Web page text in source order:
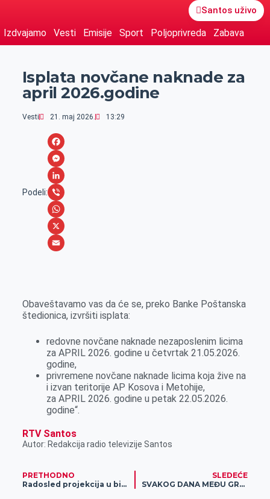
Santos uživo
Izdvajamo Vesti Emisije Sport Poljoprivreda Zabava
Isplata novčane naknade za
april 2026.godine
Vesti 21. maj 2026. 13:29
Podeli:
F
a
c
e
b
o
M
e
s
s
e
r
L
i
n
k
n
V
i
b
W
h
A
p
X
i
Obaveštavamo vas da će se, preko Banke Poštanska
štedionica, izvršiti isplata:
redovne novčane naknade nezaposlenim licima
za APRIL 2026. godine u četvrtak 21.05.2026.
godine,
privremene novčane naknade licima koja žive na
i izvan teritorije AP Kosova i Metohije,
za APRIL 2026. godine u petak 22.05.2026.
godine“.
RTV Santos
Autor: Redakcija radio televizije Santos
PRETHODNO
Radosled projekcija u bioskopu Kulturnog centra
SLEDEĆE
SVAKOG DANA MEĐU GRAĐANIMA, SVAKOG DANA U SLUŽBI NARODA!